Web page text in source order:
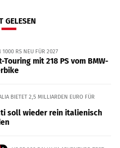
GELESEN
1000 RS NEU FÜR 2027
Touring mit 218 PS vom BMW-
BIETET 2,5 MILLIARDEN EURO FÜR
soll wieder rein italienisch